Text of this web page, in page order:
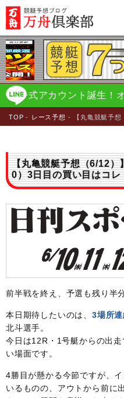
カウント誕生！オトクな
TOP レース予想 【丸亀競艇予
【丸亀競艇予想（6/12）
0）3日目の買い目はコレ
前半戦を終え、予選も残り半
本日期待したいのは、 3場所
北斗選手。
今日は12R・1号艇からの出
い場面です。
4勝目が懸かる今節ですが、
いるものの、アウトから前に